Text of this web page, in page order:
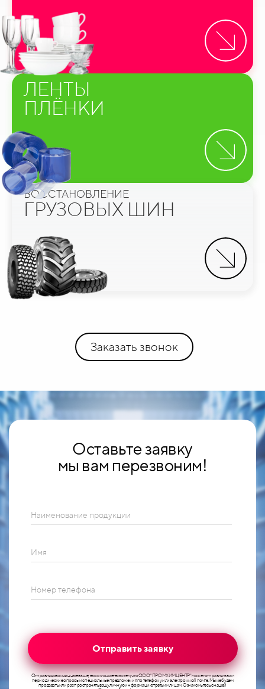
ЛЕНТЫ
ПЛЁНКИ
ВОССТАНОВЛЕНИЕ
ГРУЗОВЫХ ШИН
Заказать звонок
Оставьте заявку
мы вам перезвоним!
Наименование продукции
Имя
Номер телефона
Отправить заявку
Отправляя свои данные выше, вы соглашаетесь с тем, что ООО "ПРОМХИМЦЕНТР" может отправлять вам
периодические опросы и специальные предложения по телефону или электронной почте. Мы не будем
продавать или распространять вашу личную информацию третьим лицам. Ознакомьтесь с нашей